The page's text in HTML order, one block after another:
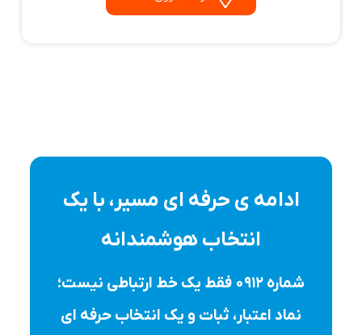
ادامه ی حرفه ای مسیر، با یک
انتخاب هوشمندانه
شماره ۰۹۱۲ فقط یک خط ارتباطی نیست؛
نماد اعتبار، ثبات و یک انتخاب حرفه ای